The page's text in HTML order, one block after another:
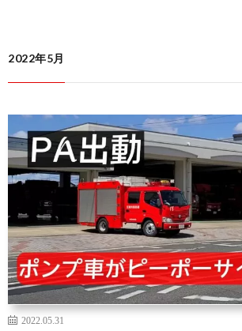
2022年5月
2022.05.31